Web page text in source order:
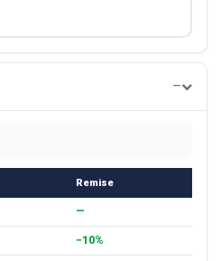
—
Remise
—
−10%